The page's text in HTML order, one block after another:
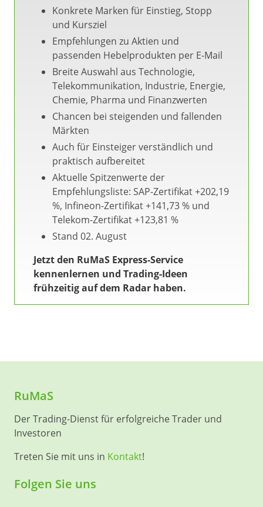
Konkrete Marken für Einstieg, Stopp
und Kursziel
Empfehlungen zu Aktien und
passenden Hebelprodukten per E-Mail
Breite Auswahl aus Technologie,
Telekommunikation, Industrie, Energie,
Chemie, Pharma und Finanzwerten
Chancen bei steigenden und fallenden
Märkten
Auch für Einsteiger verständlich und
praktisch aufbereitet
Aktuelle Spitzenwerte der
Empfehlungsliste: SAP-Zertifikat +202,19
%, Infineon-Zertifikat +141,73 % und
Telekom-Zertifikat +123,81 %
Stand 02. August
Jetzt den RuMaS Express-Service
kennenlernen und Trading-Ideen
frühzeitig auf dem Radar haben.
RuMaS
Der Trading-Dienst für erfolgreiche Trader und
Investoren
Treten Sie mit uns in Kontakt!
Folgen Sie uns